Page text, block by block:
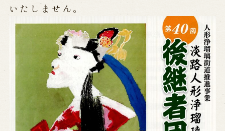
歴史
淡路島と国生み神話
淡路人形浄瑠璃の歴史
淡路人形独自の演目
淡路人形の広がり
南あわじ市の伝統芸能
ご利用案内
いたしません。